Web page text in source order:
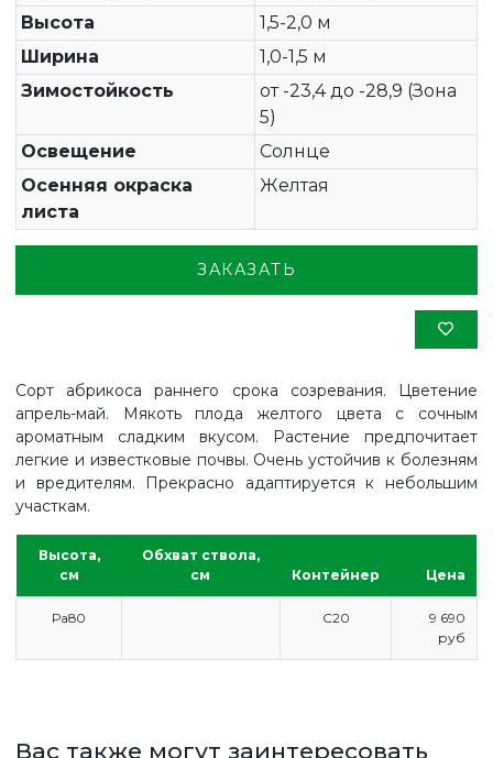
ГЛАВНАЯ
Высота
1,5-2,0 м
Ширина
1,0-1,5 м
Зимостойкость
от -23,4 до -28,9 (Зона
5)
Освещение
Солнце
Осенняя окраска
листа
Желтая
ЗАКАЗАТЬ
Сорт абрикоса раннего срока созревания. Цветение
апрель-май. Мякоть плода желтого цвета с сочным
ароматным сладким вкусом. Растение предпочитает
легкие и известковые почвы. Очень устойчив к болезням
и вредителям. Прекрасно адаптируется к небольшим
участкам.
Высота,
см
Обхват ствола,
см
Контейнер Цена
Ра80 С20
9 690
руб
Вас также могут заинтересовать